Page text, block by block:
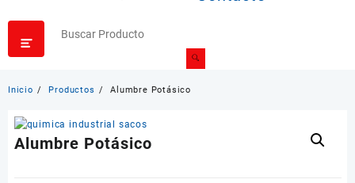
Inicio Productos Alumbre Potásico
Alumbre Potásico